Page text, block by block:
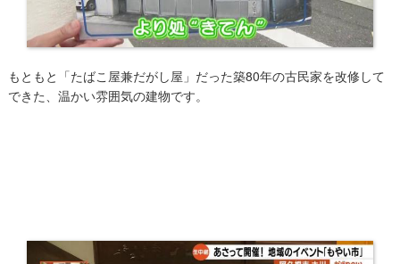
​​​もともと「たばこ屋兼だがし屋」だった築80年の古民家を改修して
できた、温かい雰囲気の建物です。